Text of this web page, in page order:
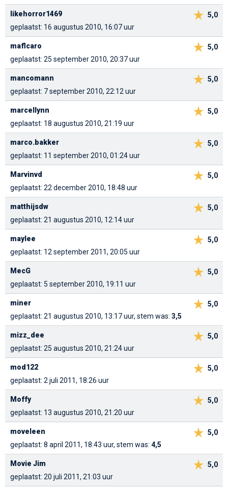
5,0
likehorror1469
geplaatst: 16 augustus 2010, 16:07 uur
5,0
maflcaro
geplaatst: 25 september 2010, 20:37 uur
5,0
mancomann
geplaatst: 7 september 2010, 22:12 uur
5,0
marcellynn
geplaatst: 18 augustus 2010, 21:19 uur
5,0
marco.bakker
geplaatst: 11 september 2010, 01:24 uur
5,0
Marvinvd
geplaatst: 22 december 2010, 18:48 uur
5,0
matthijsdw
geplaatst: 21 augustus 2010, 12:14 uur
5,0
maylee
geplaatst: 12 september 2011, 20:05 uur
5,0
MecG
geplaatst: 5 september 2010, 19:11 uur
5,0
miner
geplaatst: 21 augustus 2010, 13:17 uur, stem was: 3,5
5,0
mizz_dee
geplaatst: 25 augustus 2010, 21:24 uur
5,0
mod122
geplaatst: 2 juli 2011, 18:26 uur
5,0
Moffy
geplaatst: 13 augustus 2010, 21:20 uur
5,0
moveleen
geplaatst: 8 april 2011, 18:43 uur, stem was: 4,5
5,0
Movie Jim
geplaatst: 20 juli 2011, 21:03 uur